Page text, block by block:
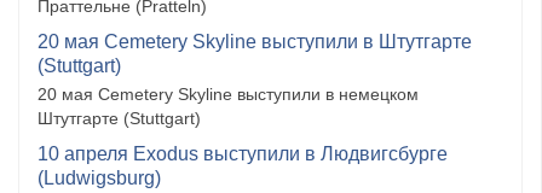
Праттельне (Pratteln)
20 мая Cemetery Skyline выступили в Штутгарте
(Stuttgart)
20 мая Cemetery Skyline выступили в немецком
Штутгарте (Stuttgart)
10 апреля Exodus выступили в Людвигсбурге
(Ludwigsburg)